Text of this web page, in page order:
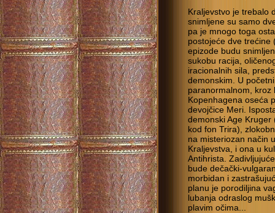
Kraljevstvo je trebalo
snimljene su samo
pa je mnogo toga
postojeće dve trećine
epizode budu
sukobu racija,
iracionalnih sila,
demonskim. U
paranormalnom, kroz
Kopenhagena oseća
devojčice Meri.
demonski Age Kruger
kod fon Trira),
na misteriozan način
Kraljevstva, i ona u
Antihrista.
bude dečački-
morbidan i
planu je porodiljina
lubanja odraslog
plavim očima...